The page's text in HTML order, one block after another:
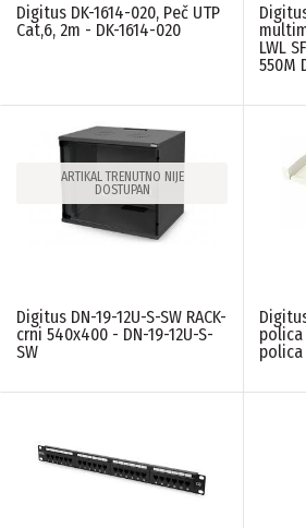
Digitus DK-1614-020, Peč UTP
Cat,6, 2m - DK-1614-020
LWL
550M
ARTIKAL TRENUTNO NIJE
DOSTUPAN
Digitus DN-19-12U-S-SW RACK-
crni 540x400 - DN-19-12U-S-
SW
polica
polica